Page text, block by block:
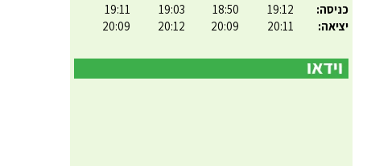
כניסה:
יציאה:
19:12
20:11
18:50
20:09
19:03
20:12
19:11
20:09